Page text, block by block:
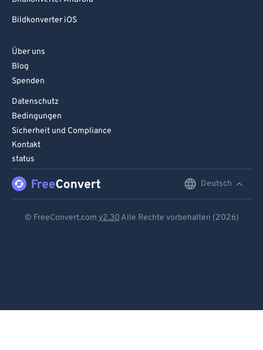
Bildkonverter iOS
Über uns
Blog
Spenden
Datenschutz
Bedingungen
Sicherheit und Compliance
Kontakt
status
Deutsch
© FreeConvert.com v2.30 Alle Rechte vorbehalten (2026)